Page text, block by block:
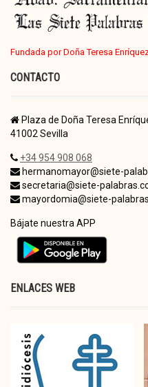
Fundada por Doña Teresa
CONTACTO
Plaza de Doña Teresa
41002 Sevilla
+34 954 908 068
hermanomayor@siete-
secretaria@siete-
mayordomia@siete-
Bájate nuestra APP
ENLACES WEB